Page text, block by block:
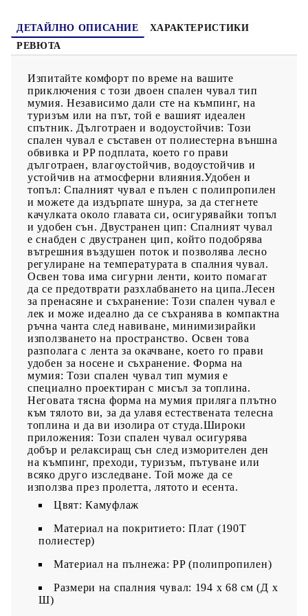
може да се използва през пролетта, лятото и есента.
ДЕТАЙЛНО ОПИСАНИЕ
ХАРАКТЕРИСТИКИ
РЕВЮТА
Изпитайте комфорт по време на вашите
приключения с този двоен спален чувал тип
мумия. Независимо дали сте на къмпинг, на
туризъм или на път, той е вашият идеален
спътник. Дълготраен и водоустойчив: Този
спален чувал е съставен от полиестерна външна
обвивка и PP подплата, което го прави
дълготраен, влагоустойчив, водоустойчив и
устойчив на атмосферни влияния.Удобен и
топъл: Спалният чувал е пълен с полипропилен
и можете да издърпате шнура, за да стегнете
качулката около главата си, осигурявайки топъл
и удобен сън. Двустранен цип: Спалният чувал
е снабден с двустранен цип, който подобрява
вътрешния въздушен поток и позволява лесно
регулиране на температурата в спалния чувал.
Освен това има сигурни ленти, които помагат
да се предотврати разхлабването на ципа.Лесен
за пренасяне и съхранение: Този спален чувал е
лек и може идеално да се съхранява в компактна
ръчна чанта след навиване, минимизирайки
използването на пространство. Освен това
разполага с лента за окачване, което го прави
удобен за носене и съхранение. Форма на
мумия: Този спален чувал тип мумия е
специално проектиран с мисъл за топлина.
Неговата тясна форма на мумия приляга плътно
към тялото ви, за да улавя естествената телесна
топлина и да ви изолира от студа.Широки
приложения: Този спален чувал осигурява
добър и релаксиращ сън след изморителен ден
на къмпинг, преходи, туризъм, пътуване или
всяко друго изследване. Той може да се
използва през пролетта, лятото и есента.
Цвят: Камуфлаж
Материал на покритието: Плат (190T
полиестер)
Материал на пълнежа: PP (полипропилен)
Размери на спалния чувал: 194 x 68 см (Д x
Ш)